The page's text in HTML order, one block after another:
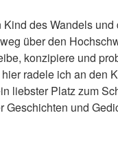
des Wandels
über den
konzipiere und
radele ich an den
liebster Platz zum
Geschichten und